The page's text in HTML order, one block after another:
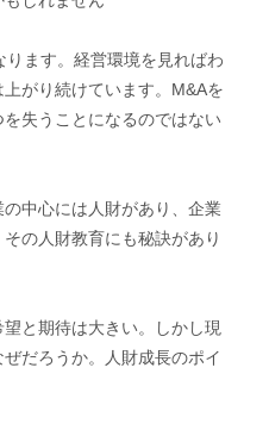
ます。経営環境を見ればわ
がり続けています。M&Aを
失うことになるのではない
中心には人財があり、企業
の人財教育にも秘訣があり
と期待は大きい。しかし現
だろうか。人財成長のポイ